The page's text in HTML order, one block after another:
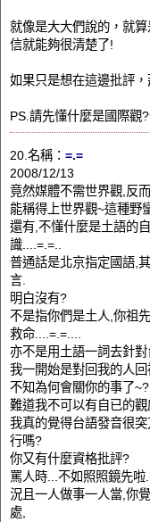
就像是大大們說的，就
信就能夠很清楚了!
如果只是想在這邊批評
PS.請先懂什麼是國際觀
20.名稱： =.=
2008/12/13
竟然媒體不需世界觀,反
能稱得上世界觀~這種野
還有,不懂什麼是土語的
識....=.=..
普通話是北京指定國語,
言.
明白沒有?
不是指你們是土人,你祖
救命....=.=....
亦不是用土語一詞去針對
我一開始是對回我的人回
不知為何會關你的事了~?
難道我不可以有自已的
我真的覺得台語發音很
行嗎?
你又有什麼資格批評?
罵人時...不如照照鏡先啦
況且一人做事一人當,你
處,